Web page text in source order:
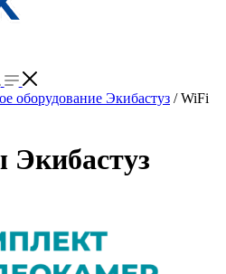
оборудование Экибастуз / WiFi